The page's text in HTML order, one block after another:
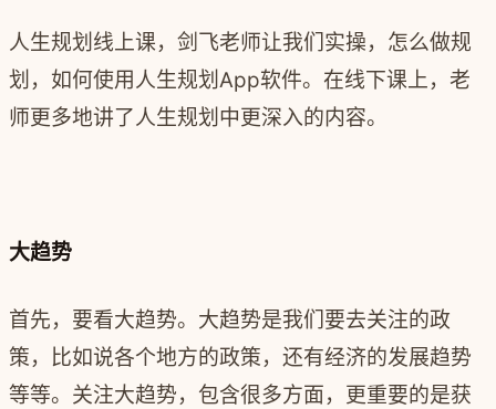
人生规划线上课，剑飞老师让我们实操，怎么做规
划，如何使用人生规划App软件。在线下课上，老
师更多地讲了人生规划中更深入的内容。
大趋势
首先，要看大趋势。大趋势是我们要去关注的政
策，比如说各个地方的政策，还有经济的发展趋势
等等。关注大趋势，包含很多方面，更重要的是获